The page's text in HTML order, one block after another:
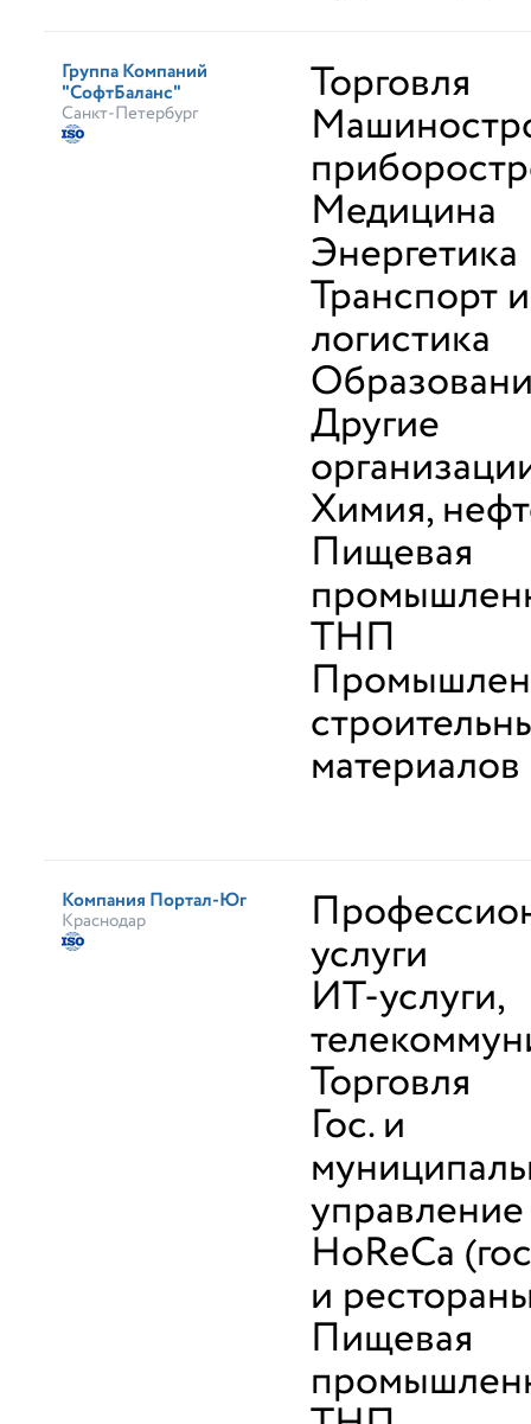
Группа Компаний
"СофтБаланс"
Санкт-Петербург
Торговля
Медицина
Энергетика
Транспорт и
логистика
Другие
Химия,
Пищевая
ТНП
материалов
Компания Портал-Юг
Краснодар
услуги
ИТ-услуги,
Торговля
Гос. и
управление
HoReCa
и
Пищевая